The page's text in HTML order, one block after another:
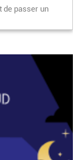
de passer un